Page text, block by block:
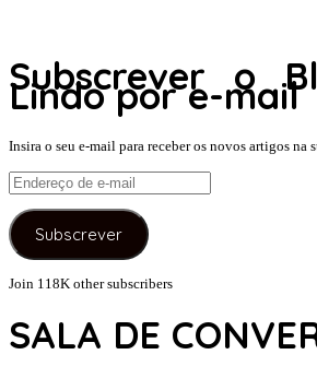
Subscrever o
Lindo por e-mail
Insira o seu e-mail para receber os novos artigos na
Endereço
de
e-
mail
Subscrever
Join 118K other subscribers
SALA DE